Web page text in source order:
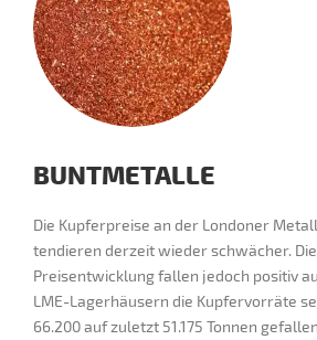
BUNTMETALLE
Die Kupferpreise an der Londoner
tendieren derzeit wieder schwächer.
Preisentwicklung fallen jedoch positiv
LME-Lagerhäusern die Kupfervorräte
66.200 auf zuletzt 51.175 Tonnen